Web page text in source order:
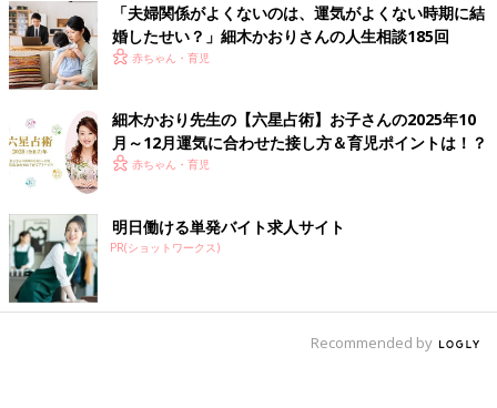
「夫婦関係がよくないのは、運気がよくない時期に結
婚したせい？」細木かおりさんの人生相談185回
赤ちゃん・育児
細木かおり先生の【六星占術】お子さんの2025年10
月～12月運気に合わせた接し方＆育児ポイントは！？
赤ちゃん・育児
明日働ける単発バイト求人サイト
PR(ショットワークス)
Recommended by